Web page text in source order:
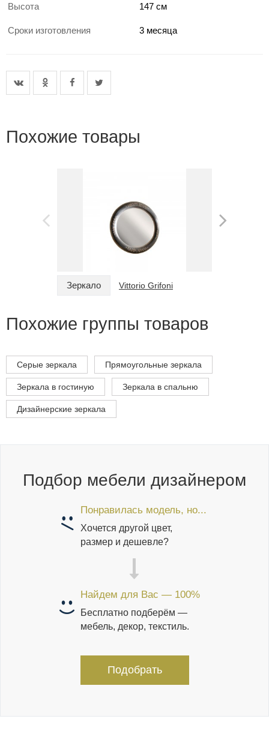
Высота 147 см
Сроки изготовления 3 месяца
Похожие товары
Зеркало Vittorio Grifoni
Похожие группы товаров
Серые зеркала Прямоугольные зеркала
Зеркала в гостиную Зеркала в спальню
Дизайнерские зеркала
Подбор мебели дизайнером
Понравилась модель, но...
Хочется другой цвет,
размер и дешевле?
Найдем для Вас — 100%
Бесплатно подберём —
мебель, декор, текстиль.
Подобрать